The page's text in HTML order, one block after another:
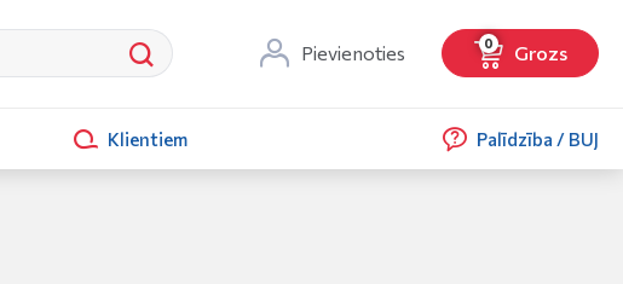
Pievienoties 0 Grozs
Klientiem Palīdzība / BUJ